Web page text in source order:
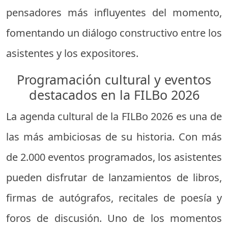
pensadores más influyentes del momento,
fomentando un diálogo constructivo entre los
asistentes y los expositores.
Programación cultural y eventos
destacados en la FILBo 2026
La agenda cultural de la FILBo 2026 es una de
las más ambiciosas de su historia. Con más
de 2.000 eventos programados, los asistentes
pueden disfrutar de lanzamientos de libros,
firmas de autógrafos, recitales de poesía y
foros de discusión. Uno de los momentos